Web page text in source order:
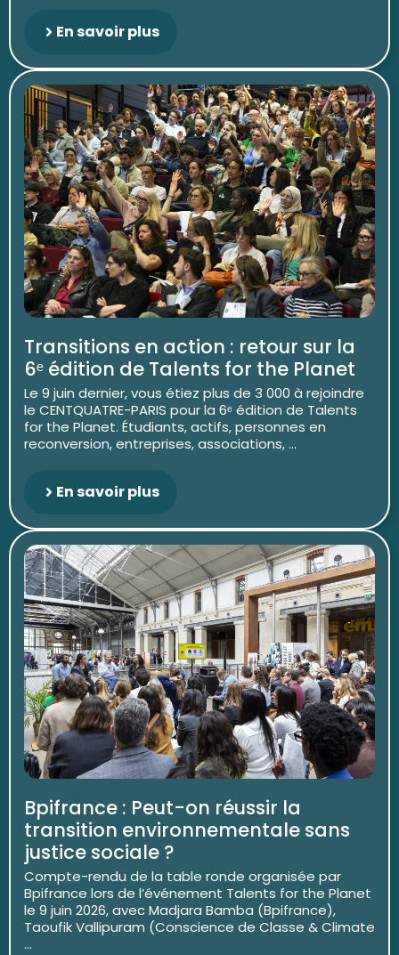
En savoir plus
Transitions en action : retour sur la
6ᵉ édition de Talents for the Planet
Le 9 juin dernier, vous étiez plus de 3 000 à rejoindre
le CENTQUATRE-PARIS pour la 6ᵉ édition de Talents
for the Planet. Étudiants, actifs, personnes en
reconversion, entreprises, associations, ...
En savoir plus
Bpifrance : Peut-on réussir la
transition environnementale sans
justice sociale ?
Compte-rendu de la table ronde organisée par
Bpifrance lors de l’événement Talents for the Planet
le 9 juin 2026, avec Madjara Bamba (Bpifrance),
Taoufik Vallipuram (Conscience de Classe & Climate
...